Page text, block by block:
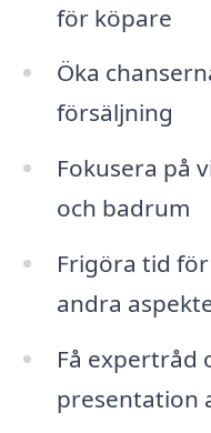
för köpare
Öka
försäljning
Fokusera på
och badrum
Frigöra tid
andra
Få expertråd
presentation